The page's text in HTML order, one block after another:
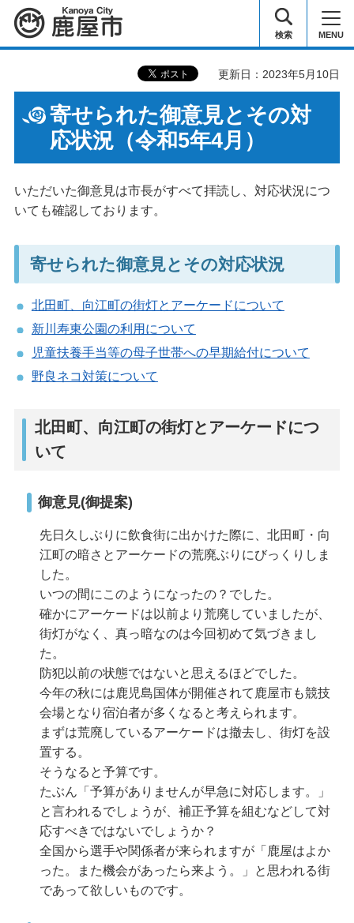
鹿屋市 検索 MENU
更新日：2023年5月10日
寄せられた御意見とその対
応状況（令和5年4月）
いただいた御意見は市長がすべて拝読し、対応状況につ
いても確認しております。
寄せられた御意見とその対応状況
北田町、向江町の街灯とアーケードについて
新川寿東公園の利用について
児童扶養手当等の母子世帯への早期給付について
野良ネコ対策について
北田町、向江町の街灯とアーケードにつ
いて
御意見(御提案)
先日久しぶりに飲食街に出かけた際に、北田町・向
江町の暗さとアーケードの荒廃ぶりにびっくりしま
した。
いつの間にこのようになったの？でした。
確かにアーケードは以前より荒廃していましたが、
街灯がなく、真っ暗なのは今回初めて気づきまし
た。
防犯以前の状態ではないと思えるほどでした。
今年の秋には鹿児島国体が開催されて鹿屋市も競技
会場となり宿泊者が多くなると考えられます。
まずは荒廃しているアーケードは撤去し、街灯を設
置する。
そうなると予算です。
たぶん「予算がありませんが早急に対応します。」
と言われるでしょうが、補正予算を組むなどして対
応すべきではないでしょうか？
全国から選手や関係者が来られますが「鹿屋はよか
った。また機会があったら来よう。」と思われる街
であって欲しいものです。